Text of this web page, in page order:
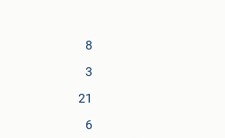
8
3
21
6